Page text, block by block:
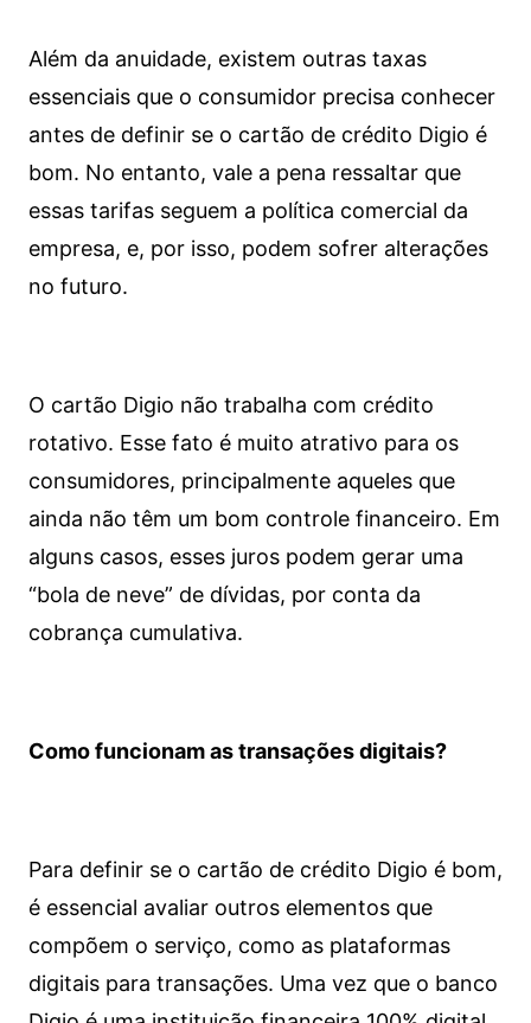
Além da anuidade, existem outras taxas
essenciais que o consumidor precisa conhecer
antes de definir se o cartão de crédito Digio é
bom. No entanto, vale a pena ressaltar que
essas tarifas seguem a política comercial da
empresa, e, por isso, podem sofrer alterações
no futuro.
O cartão Digio não trabalha com crédito
rotativo. Esse fato é muito atrativo para os
consumidores, principalmente aqueles que
ainda não têm um bom controle financeiro. Em
alguns casos, esses juros podem gerar uma
“bola de neve” de dívidas, por conta da
cobrança cumulativa.
Como funcionam as transações digitais?
Para definir se o cartão de crédito Digio é bom,
é essencial avaliar outros elementos que
compõem o serviço, como as plataformas
digitais para transações. Uma vez que o banco